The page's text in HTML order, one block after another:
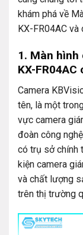
khám phá về
KX-FR04AC và
1. Màn hình
KX-FR04AC
Camera
tên, là một
vực camera
đoàn công
có trụ sở chính
kiện camera
và chất lượng
trên thị trường